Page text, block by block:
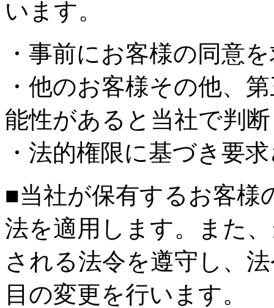
います。
・事前にお客様の同意
・他のお客様その他、
能性があると当社で判
・法的権限に基づき要
■当社が保有するお客様
法を適用します。また
される法令を遵守し、
目の変更を行います。